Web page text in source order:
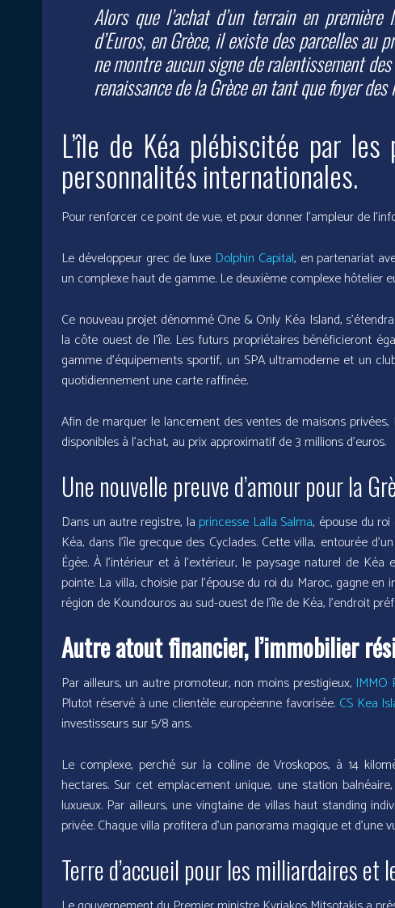
Alors que l’achat d’un terrain en
d’Euros, en Grèce, il existe des parcelles
ne montre aucun signe de ralentissement
renaissance de la Grèce en tant que foyer
L’île de Kéa plébiscitée par
personnalités internationales.
Pour renforcer ce point de vue, et pour donner l’ampleur de
Le développeur grec de luxe Dolphin Capital, en partenariat
un complexe haut de gamme. Le deuxième complexe hôtelier
Ce nouveau projet dénommé One & Only Kéa Island,
la côte ouest de l’île. Les futurs propriétaires bénéficieront
gamme d’équipements sportif, un SPA ultramoderne et un
quotidiennement une carte raffinée.
Afin de marquer le lancement des ventes de maisons
disponibles à l’achat, au prix approximatif de 3 millions d’euros.
Une nouvelle preuve d’amour pour la
Dans un autre registre, la princesse Lalla Salma, épouse du
Kéa, dans l’île grecque des Cyclades. Cette villa, entourée
Égée. À l’intérieur et à l’extérieur, le paysage naturel de
pointe. La villa, choisie par l’épouse du roi du Maroc, gagne
région de Koundouros au sud-ouest de l’île de Kéa, l’endroit
Autre atout financier, l’immobilier
Par ailleurs, un autre promoteur, non moins prestigieux, IMMO
Plutot réservé à une clientèle européenne favorisée. CS Kea
investisseurs sur 5/8 ans.
Le complexe, perché sur la colline de Vroskopos, à 14
hectares. Sur cet emplacement unique, une station
luxueux. Par ailleurs, une vingtaine de villas haut standing
privée. Chaque villa profitera d’un panorama magique et d’une
Terre d’accueil pour les milliardaires et